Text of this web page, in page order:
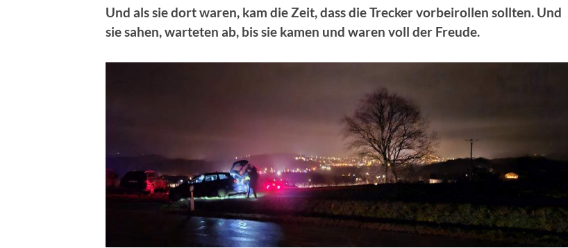
Und als sie dort waren, kam die Zeit, dass die Trecker vorbeirollen sollten. Und
sie sahen, warteten ab, bis sie kamen und waren voll der Freude.